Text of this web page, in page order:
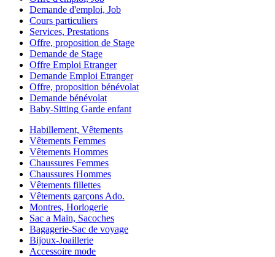
Demande d'emploi, Job
Cours particuliers
Services, Prestations
Offre, proposition de Stage
Demande de Stage
Offre Emploi Etranger
Demande Emploi Etranger
Offre, proposition bénévolat
Demande bénévolat
Baby-Sitting Garde enfant
Habillement, Vêtements
Vêtements Femmes
Vêtements Hommes
Chaussures Femmes
Chaussures Hommes
Vêtements fillettes
Vêtements garçons Ado.
Montres, Horlogerie
Sac a Main, Sacoches
Bagagerie-Sac de voyage
Bijoux-Joaillerie
Accessoire mode